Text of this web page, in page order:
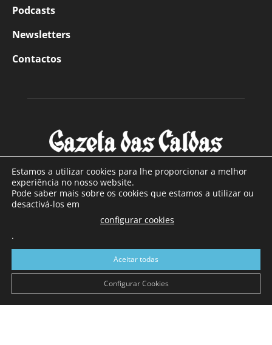
Podcasts
Newsletters
Contactos
SOBRE NÓS
Com sede nas Caldas da Rainha e mais de 90 anos de
a sul de distrito de Leiria, com mais de 40.000 leitores por
toda a região Oeste. Jornal com distribuição em Portugal
Continental e assinatura online.
Estamos a utilizar cookies para lhe proporcionar a melhor
experiência no nosso website.
Pode saber mais sobre os cookies que estamos a utilizar ou
desactivá-los em
configurar cookies
.
Aceitar todas
Configurar Cookies